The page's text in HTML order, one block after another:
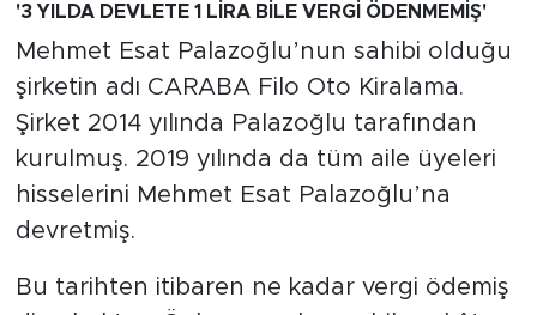
'3 YILDA DEVLETE 1 LİRA BİLE VERGİ ÖDENMEMİŞ'
Mehmet Esat Palazoğlu’nun sahibi olduğu
şirketin adı CARABA Filo Oto Kiralama.
Şirket 2014 yılında Palazoğlu tarafından
kurulmuş. 2019 yılında da tüm aile üyeleri
hisselerini Mehmet Esat Palazoğlu’na
devretmiş.
Bu tarihten itibaren ne kadar vergi ödemiş